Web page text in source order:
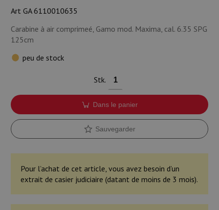
Art GA 6110010635
Carabine à air comprimeé, Gamo mod. Maxima, cal. 6.35 SPG
125cm
peu de stock
Stk.
Dans le panier
Sauvegarder
Pour l’achat de cet article, vous avez besoin d’un
extrait de casier judiciaire (datant de moins de 3 mois).